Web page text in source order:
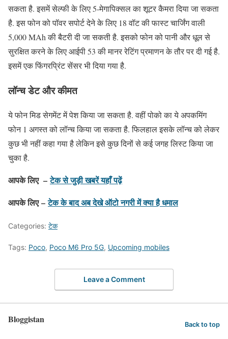
सकता है. इसमें सेल्फी के लिए 5-मेगापिक्सल का शूटर कैमरा दिया जा सकता
है. इस फोन को पॉवर सपोर्ट देने के लिए 18 वॉट की फास्ट चार्जिंग वाली
5,000 MAh की बैटरी दी जा सकती है. इसको फोन को पानी और धूल से
सुरक्षित करने के लिए आईपी 53 की मानर रेटिंग प्रमाणन के तौर पर दी गई है.
इसमें एक फिंगरप्रिंट सेंसर भी दिया गया है.
लॉन्च डेट और कीमत
ये फोन मिड सेगमेंट में पेश किया जा सकता है. वहीं पोको का ये अपकमिंग
फोन 1 अगस्त को लॉन्च किया जा सकता है. फिलहाल इसके लॉन्च को लेकर
कुछ भी नहीं कहा गया है लेकिन इसे कुछ दिनों से कई जगह लिस्ट किया जा
चुका है.
आपके लिए –टेक से जुड़ी खबरें यहाँ पढ़ें
आपके लिए – टेक के बाद अब देखे ऑटो नगरी में क्या है धमाल
Categories: टेक
Tags: Poco, Poco M6 Pro 5G, Upcoming mobiles
Leave a Comment
Bloggistan Back to top